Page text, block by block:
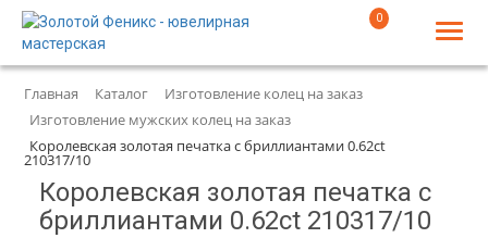
0
Главная Каталог
Изготовление колец на заказ
Изготовление мужских колец на заказ
Королевская золотая печатка с бриллиантами 0.62ct
210317/10
Королевская золотая печатка с
бриллиантами 0.62ct 210317/10